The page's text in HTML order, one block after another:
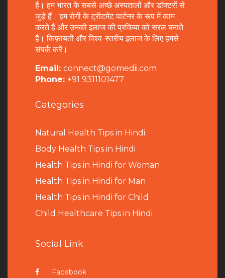
है। हम भारत के सबसे अच्छे अस्पतालों और डॉक्टरों से
जुड़े हैं। हम रोगी के ट्रीटमेंट पार्टनर के रूप में काम
करते हैं और उनकी इलाज की प्रकिया को सरल बनाते
हैं। किफ़ायती और विश्व-स्तरीय इलाज के लिए हमसे
संपर्क करें।
Email: connect@gomedii.com
Phone: +91 9311101477
Categories
Natural Health Tips in Hindi
Body Health Tips in Hindi
Health Tips in Hindi for Woman
Health Tips in Hindi for Man
Health Tips in Hindi for Child
Child Healthcare Tips in Hindi
Social Link
Facebook